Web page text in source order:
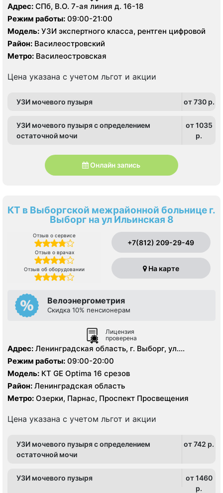
Адрес: СПб, В.О. 7-ая линия д. 16-18
Режим работы: 09:00-21:00
Модель: УЗИ экспертного класса, рентген цифровой
Район: Василеостровский
Метро: Василеостровская
Цена указана с учетом льгот и акции
УЗИ мочевого пузыря от 730 p.
УЗИ мочевого пузыря с определением
остаточной мочи
от 1035
p.
Онлайн запись
КТ в Выборгской межрайонной больнице г.
Выборг на ул Ильинская 8
Отзыв о сервисе
Отзыв о врачах
Отзыв об оборудовании
+7(812) 209-29-49
На карте
Велоэнергометрия
Скидка 10% пенсионерам
Лицензия
проверена
Адрес: Ленинградская область, г. Выборг, ул.
Ильинская, д.8.
Режим работы: 09:00-20:00
Модель: КТ GE Optima 16 срезов
Район: Ленинградская область
Метро: Озерки, Парнас, Проспект Просвещения
Цена указана с учетом льгот и акции
УЗИ мочевого пузыря с определением
остаточной мочи
от 742 p.
УЗИ мочевого пузыря
от 1460
p.